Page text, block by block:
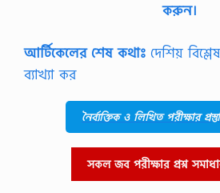
করুন।
আর্টিকেলের শেষ কথাঃ দেশিয়
ব্যাখ্যা কর
নৈর্ব্যক্তিক ও লিখিত পরীক্ষার
সকল জব পরীক্ষার প্রশ্ন